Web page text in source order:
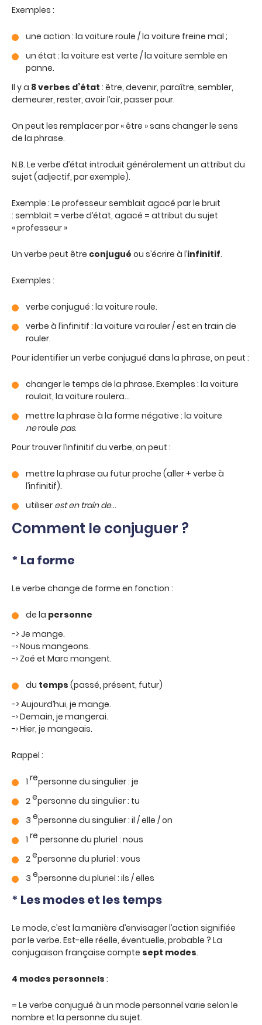
Exemples :
une action : la voiture roule / la voiture freine mal ;
un état : la voiture est verte / la voiture semble en
panne.
Il y a 8 verbes d’état : être, devenir, paraître, sembler,
demeurer, rester, avoir l’air, passer pour.
On peut les remplacer par « être » sans changer le sens
de la phrase.
N.B. Le verbe d’état introduit généralement un attribut du
sujet (adjectif, par exemple).
Exemple : Le professeur semblait agacé par le bruit
: semblait = verbe d’état, agacé = attribut du sujet
« professeur »
Un verbe peut être conjugué ou s’écrire à l’infinitif.
Exemples :
verbe conjugué : la voiture roule.
verbe à l’infinitif : la voiture va rouler / est en train de
rouler.
Pour identifier un verbe conjugué dans la phrase, on peut :
changer le temps de la phrase. Exemples : la voiture
roulait, la voiture roulera…
mettre la phrase à la forme négative : la voiture
neroule pas.
Pour trouver l’infinitif du verbe, on peut :
mettre la phrase au futur proche (aller + verbe à
l’infinitif).
utiliser est en train de…
Comment le conjuguer ?
* La forme
Le verbe change de forme en fonction :
de la personne
-> Je mange.
-› Nous mangeons.
-› Zoé et Marc mangent.
du temps (passé, présent, futur)
-> Aujourd’hui, je mange.
-› Demain, je mangerai.
-› Hier, je mangeais.
Rappel :
1 repersonne du singulier : je
2epersonne du singulier : tu
3 epersonne du singulier : il / elle / on
1 re personne du pluriel : nous
2epersonne du pluriel : vous
3 epersonne du pluriel : ils / elles
* Les modes et les temps
Le mode, c’est la manière d’envisager l’action signifiée
par le verbe. Est-elle réelle, éventuelle, probable ? La
conjugaison française compte sept modes.
4 modes personnels :
= Le verbe conjugué à un mode personnel varie selon le
nombre et la personne du sujet.